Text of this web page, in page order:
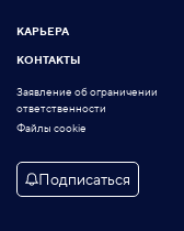
КАРЬЕРА
КОНТАКТЫ
Заявление об ограничении
ответственности
Файлы cookie
Подписаться